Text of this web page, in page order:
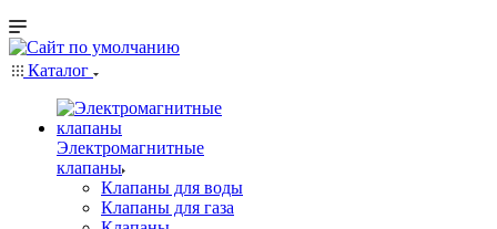
Каталог
Электромагнитные
клапаны
Клапаны для воды
Клапаны для газа